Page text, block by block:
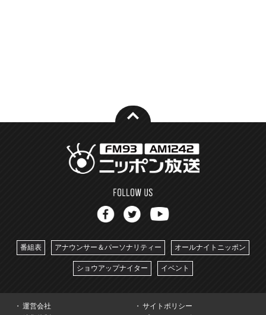
番組表 アナウンサー＆パーソナリティー オールナイトニッポン
ショウアップナイター イベント
運営会社
サイトポリシー